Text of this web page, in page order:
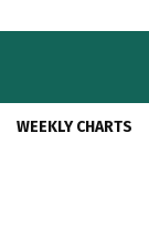
WEEKLY CHARTS